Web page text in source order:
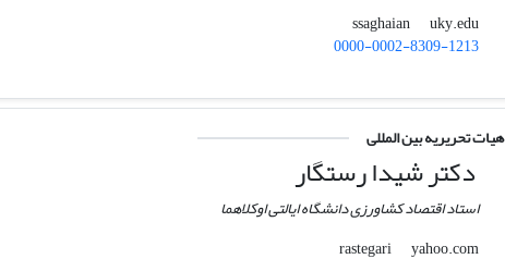
ssaghaian
uky.edu
0000-0002-8309-1213
هیات تحریریه بین المللی
دکتر شیدا رستگار
استاد اقتصاد کشاورزی دانشگاه ایالتی اوکلاهما
rastegari
yahoo.com